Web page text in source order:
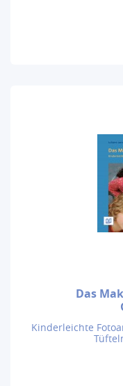
Das
Kinderleichte